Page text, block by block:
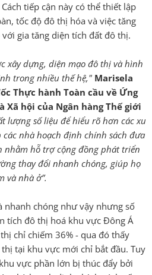
tiếp cận này có thể thiết lập
tốc độ đô thị hóa và việc tăng
gia tăng diện tích đất đô thị.
xây dựng, diện mạo đô thị và hình
trong nhiều thế hệ," Marisela
Thực hành Toàn cầu về Ứng
Xã hội của Ngân hàng Thế giới
lượng số liệu để hiểu rõ hơn các xu
nhà hoạch định chính sách đưa
nhằm hỗ trợ cộng đồng phát triển
thay đổi nhanh chóng, giúp họ
và nhà ở”.
nhanh chóng như vậy nhưng số
tích đô thị hoá khu vực Đông Á
chỉ chiếm 36% - qua đó thấy
tại khu vực mới chỉ bắt đầu. Tuy
vực phần lớn bị thúc đẩy bởi